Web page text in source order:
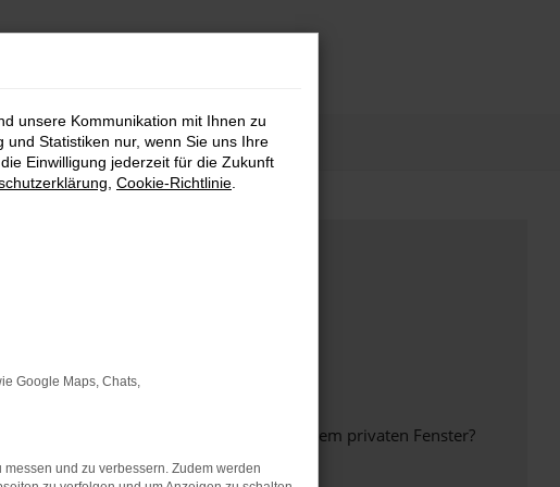
in einem anderen Browser oder in einem privaten Fenster?
unsere Kommunikation mit Ihnen zu
Statistiken nur, wenn Sie uns Ihre
Einwilligung jederzeit für die Zukunft
Cookie-Richtlinie
Google Maps, Chats,
und zu verbessern. Zudem werden